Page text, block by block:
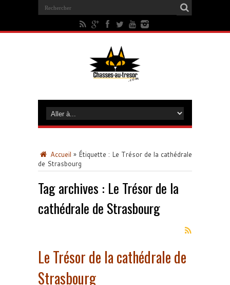
Accueil » Étiquette : Le Trésor de la cathédrale
de Strasbourg
Tag archives : Le Trésor de la
cathédrale de Strasbourg
Le Trésor de la cathédrale de
Strasbourg